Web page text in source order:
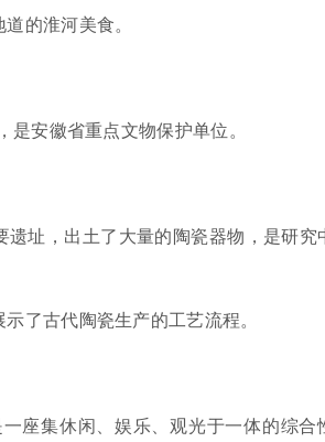
的淮河美食。
安徽省重点文物保护单位。
址，出土了大量的陶瓷器物，是研究
了古代陶瓷生产的工艺流程。
座集休闲、娱乐、观光于一体的综合